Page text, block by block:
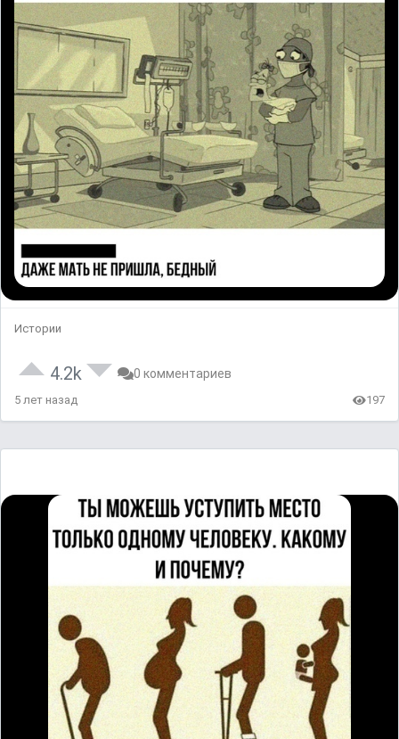
Истории
4.2k 0 комментариев
5 лет назад 197